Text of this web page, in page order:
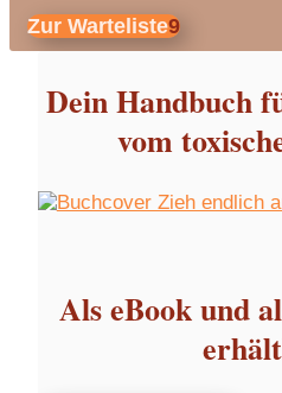
Zur Warteliste
Dein Handbuch
vom
Als eBook und